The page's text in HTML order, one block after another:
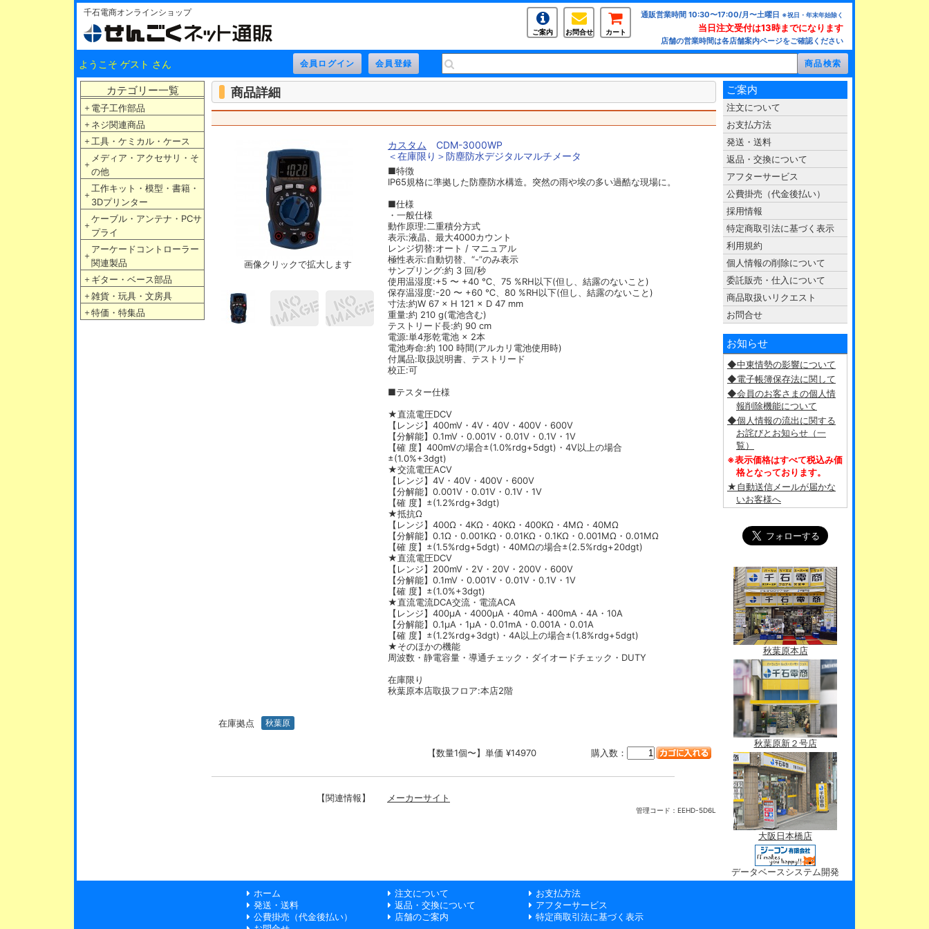
千石電商オンラインショップ
ご案内 お問合せ カート
通販営業時間 10:30〜17:00/月〜土曜日 ※祝日・年末年始除く
当日注文受付は13時までになります
店舗の営業時間は各店舗案内ページをご確認ください
ようこそ ゲスト さん
カテゴリー一覧
＋ 電子工作部品
＋ ネジ関連商品
＋ 工具・ケミカル・ケース
＋
メディア・アクセサリ・そ
の他
＋
工作キット・模型・書籍・
3Dプリンター
＋
ケーブル・アンテナ・PCサ
プライ
＋
アーケードコントローラー
関連製品
＋ ギター・ベース部品
＋ 雑貨・玩具・文房具
＋ 特価・特集品
商品詳細
画像クリックで拡大します
カスタム
CDM-3000WP
＜在庫限り＞防塵防水デジタルマルチメータ
■特徴
IP65規格に準拠した防塵防水構造。突然の雨や埃の多い過酷な現場に。
■仕様
・一般仕様
動作原理:二重積分方式
表示:液晶、最大4000カウント
レンジ切替:オート / マニュアル
極性表示:自動切替、“-”のみ表示
サンプリング:約 3 回/秒
使用温湿度:+5 〜 +40 ℃、75 %RH以下(但し、結露のないこと)
保存温湿度:-20 〜 +60 ℃、80 %RH以下(但し、結露のないこと)
寸法:約W 67 × H 121 × D 47 mm
重量:約 210 g(電池含む)
テストリード長:約 90 cm
電源:単4形乾電池 × 2本
電池寿命:約 100 時間(アルカリ電池使用時)
付属品:取扱説明書、テストリード
校正:可
■テスター仕様
★直流電圧DCV
【レンジ】400mV・4V・40V・400V・600V
【分解能】0.1mV・0.001V・0.01V・0.1V・1V
【確 度】400mVの場合±(1.0%rdg+5dgt)・4V以上の場合
±(1.0%+3dgt)
★交流電圧ACV
【レンジ】4V・40V・400V・600V
【分解能】0.001V・0.01V・0.1V・1V
【確 度】±(1.2%rdg+3dgt)
★抵抗Ω
【レンジ】400Ω・4KΩ・40KΩ・400KΩ・4MΩ・40MΩ
【分解能】0.1Ω・0.001KΩ・0.01KΩ・0.1KΩ・0.001MΩ・0.01MΩ
【確 度】±(1.5%rdg+5dgt)・40MΩの場合±(2.5%rdg+20dgt)
★直流電圧DCV
【レンジ】200mV・2V・20V・200V・600V
【分解能】0.1mV・0.001V・0.01V・0.1V・1V
【確 度】±(1.0%+3dgt)
★直流電流DCA交流・電流ACA
【レンジ】400μA・4000μA・40mA・400mA・4A・10A
【分解能】0.1μA・1μA・0.01mA・0.001A・0.01A
【確 度】±(1.2%rdg+3dgt)・4A以上の場合±(1.8%rdg+5dgt)
★そのほかの機能
周波数・静電容量・導通チェック・ダイオードチェック・DUTY
在庫限り
秋葉原本店取扱フロア:本店2階
在庫拠点 秋葉原
【数量1個〜】単価 ¥14970 購入数：
【関連情報】 メーカーサイト
管理コード： EEHD-5D6L
ご案内
注文について
お支払方法
発送・送料
返品・交換について
アフターサービス
公費掛売（代金後払い）
採用情報
特定商取引法に基づく表示
利用規約
個人情報の削除について
委託販売・仕入について
商品取扱いリクエスト
お問合せ
お知らせ
◆中東情勢の影響について
◆電子帳簿保存法に関して
◆会員のお客さまの個人情
報削除機能について
◆個人情報の流出に関する
お詫びとお知らせ（一
覧）
※表示価格はすべて税込み価
格となっております。
★自動送信メールが届かな
いお客様へ
秋葉原本店
秋葉原新２号店
大阪日本橋店
データベースシステム開発
ホーム
注文について
お支払方法
発送・送料
返品・交換について
アフターサービス
公費掛売（代金後払い）
店舗のご案内
特定商取引法に基づく表示